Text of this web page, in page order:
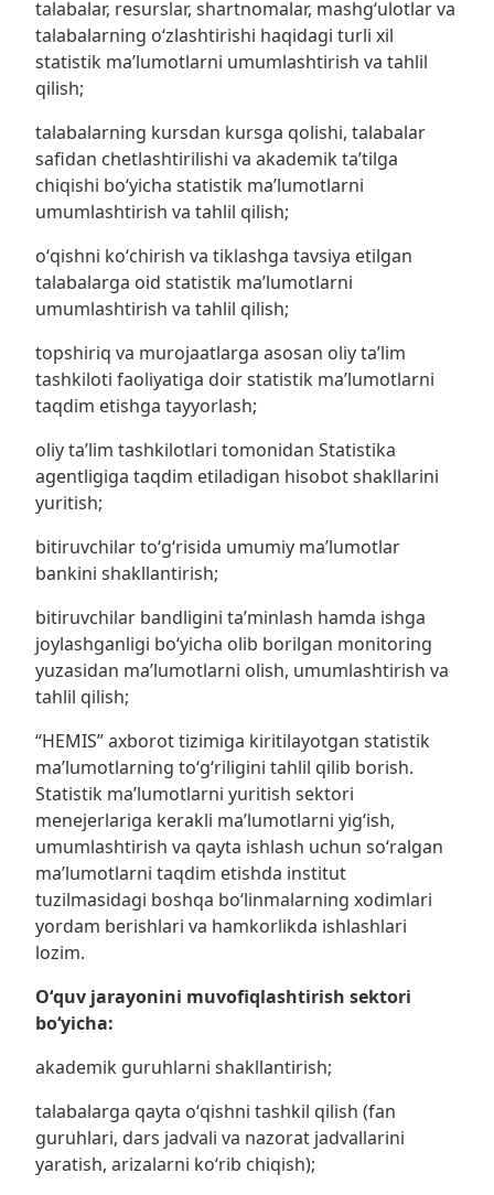
talabalar, resurslar, shartnomalar, mashgʻulotlar va
talabalarning oʻzlashtirishi haqidagi turli xil
statistik maʼlumotlarni umumlashtirish va tahlil
qilish;
talabalarning kursdan kursga qolishi, talabalar
safidan chetlashtirilishi va akademik taʼtilga
chiqishi boʻyicha statistik maʼlumotlarni
umumlashtirish va tahlil qilish;
oʻqishni koʻchirish va tiklashga tavsiya etilgan
talabalarga oid statistik maʼlumotlarni
umumlashtirish va tahlil qilish;
topshiriq va murojaatlarga asosan oliy taʼlim
tashkiloti faoliyatiga doir statistik maʼlumotlarni
taqdim etishga tayyorlash;
oliy taʼlim tashkilotlari tomonidan Statistika
agentligiga taqdim etiladigan hisobot shakllarini
yuritish;
bitiruvchilar toʻgʻrisida umumiy maʼlumotlar
bankini shakllantirish;
bitiruvchilar bandligini ta’minlash hamda ishga
joylashganligi bo‘yicha olib borilgan monitoring
yuzasidan maʼlumotlarni olish, umumlashtirish va
tahlil qilish;
“HEMIS” axborot tizimiga kiritilayotgan statistik
maʼlumotlarning toʻgʻriligini tahlil qilib borish.
Statistik maʼlumotlarni yuritish sektori
menejerlariga kerakli ma’lumotlarni yigʻish,
umumlashtirish va qayta ishlash uchun so‘ralgan
ma’lumotlarni taqdim etishda institut
tuzilmasidagi boshqa boʻlinmalarning xodimlari
yordam berishlari va hamkorlikda ishlashlari
lozim.
Oʻquv jarayonini muvofiqlashtirish sektori
bo‘yicha:
akademik guruhlarni shakllantirish;
talabalarga qayta oʻqishni tashkil qilish (fan
guruhlari, dars jadvali va nazorat jadvallarini
yaratish, arizalarni koʻrib chiqish);